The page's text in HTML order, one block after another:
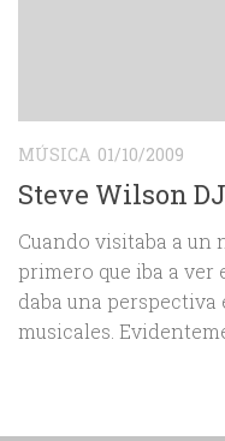
MÚSICA 01/10/2009
Steve Wilson DJ
Cuando visitaba a un
primero que iba a ver
daba una perspectiva
musicales.